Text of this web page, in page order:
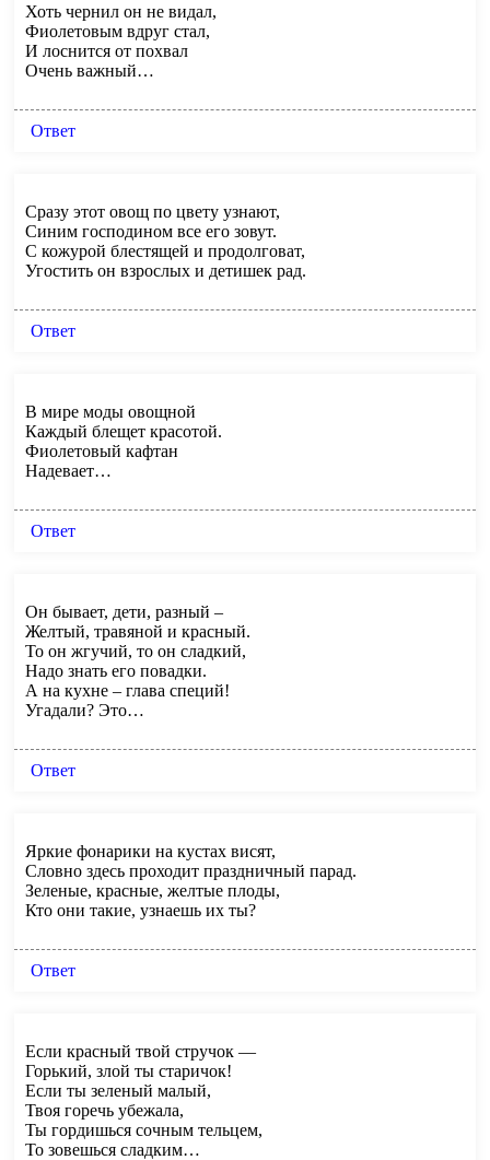
Хоть чернил он не видал,
Фиолетовым вдруг стал,
И лоснится от похвал
Очень важный…
Ответ
Сразу этот овощ по цвету узнают,
Синим господином все его зовут.
С кожурой блестящей и продолговат,
Угостить он взрослых и детишек рад.
Ответ
В мире моды овощной
Каждый блещет красотой.
Фиолетовый кафтан
Надевает…
Ответ
Он бывает, дети, разный –
Желтый, травяной и красный.
То он жгучий, то он сладкий,
Надо знать его повадки.
А на кухне – глава специй!
Угадали? Это…
Ответ
Яркие фонарики на кустах висят,
Словно здесь проходит праздничный парад.
Зеленые, красные, желтые плоды,
Кто они такие, узнаешь их ты?
Ответ
Если красный твой стручок —
Горький, злой ты старичок!
Если ты зеленый малый,
Твоя горечь убежала,
Ты гордишься сочным тельцем,
То зовешься сладким…